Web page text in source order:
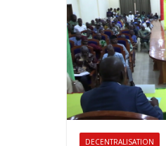
DECENTRALISATION